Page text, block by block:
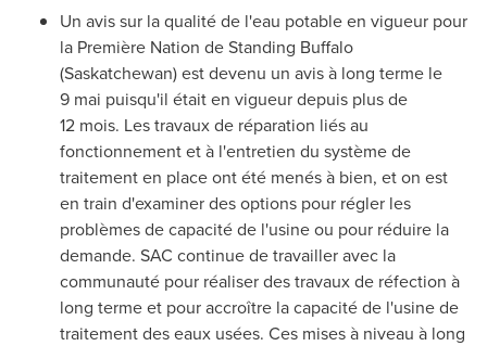
Un avis sur la qualité de l'eau potable en vigueur pour
la Première Nation de Standing Buffalo
(Saskatchewan) est devenu un avis à long terme le
9 mai puisqu'il était en vigueur depuis plus de
12 mois. Les travaux de réparation liés au
fonctionnement et à l'entretien du système de
traitement en place ont été menés à bien, et on est
en train d'examiner des options pour régler les
problèmes de capacité de l'usine ou pour réduire la
demande. SAC continue de travailler avec la
communauté pour réaliser des travaux de réfection à
long terme et pour accroître la capacité de l'usine de
traitement des eaux usées. Ces mises à niveau à long